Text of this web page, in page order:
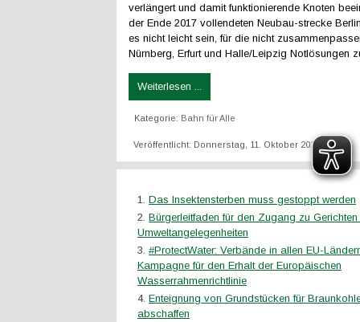
verlängert und damit funktionierende Knoten
der Ende 2017 vollendeten Neubau-strecke
es nicht leicht sein, für die nicht
Nürnberg, Erfurt und Halle/Leipzig Notlösungen
Weiterlesen ...
Kategorie: Bahn für Alle
Veröffentlicht: Donnerstag, 11. Oktober 2018 16:00
Das Insektensterben muss gestoppt werden
Bürgerleitfaden für den Zugang zu Gerichten
Umweltangelegenheiten
#ProtectWater: Verbände in allen EU-
Kampagne für den Erhalt der Europäischen
Wasserrahmenrichtlinie
Enteignung von Grundstücken für
abschaffen